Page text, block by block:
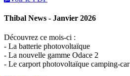
Thibal News - Janvier 2026
Découvrez ce mois-ci :
- La batterie photovoltaïque
- La nouvelle gamme Odace 2
- Le carport photovoltaïque camping-car